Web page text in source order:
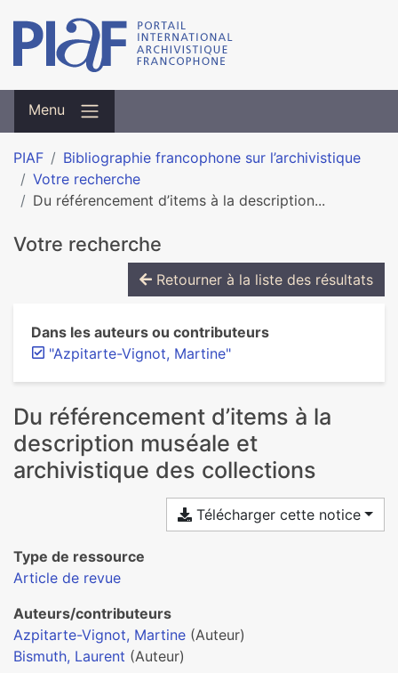
Menu
PIAF
Bibliographie francophone sur l’archivistique
Votre recherche
Du référencement d’items à la description...
Votre recherche
Retourner à la liste des résultats
Dans les auteurs ou contributeurs
"Azpitarte-Vignot, Martine"
Du référencement d’items à la
description muséale et
archivistique des collections
Télécharger cette notice
Type de ressource
Article de revue
Auteurs/contributeurs
Azpitarte-Vignot, Martine (Auteur)
Bismuth, Laurent (Auteur)